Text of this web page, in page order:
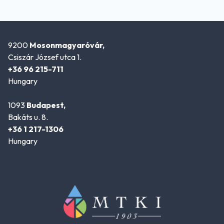
9200 Mosonmagyaróvár,
Csiszár József utca 1.
+36 96 215-711
Hungary
1093 Budapest,
Bakáts u. 8.
+36 1 217-1306
Hungary